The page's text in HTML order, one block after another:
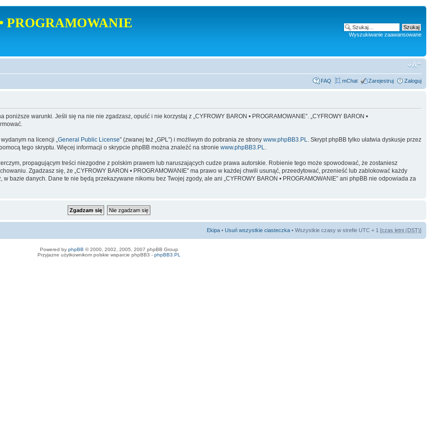
PROGRAMOWANIE
Wyszukiwanie zaawansowane
FAQ mChat Zarejestruj Zaloguj
poniższe warunki. Jeśli się na nie nie zgadzasz, opuść i nie korzystaj z „CYFROWY BARON • PROGRAMOWANIE”. „CYFROWY BARON •
wydanym na licencji „General Public License” (zwanej też „GPL”) i możliwym do pobrania ze strony www.phpBB3.PL. Skrypt phpBB tylko ułatwia dyskusje przez
tego skryptu. Więcej informacji o skrypcie phpBB można znaleźć na stronie www.phpBB3.PL.
propagującym treści niezgodne z polskim prawem lub naruszających cudze prawa autorskie. Robienie tego może spowodować, że zostaniesz
Zgadzasz się, że „CYFROWY BARON • PROGRAMOWANIE” ma prawo w każdej chwili usunąć, przeedytować, przenieść lub zablokować każdy
bazie danych. Dane te nie będą przekazywane nikomu bez Twojej zgody, ale ani „CYFROWY BARON • PROGRAMOWANIE” ani phpBB nie odpowiada za
Ekipa • Usuń wszystkie ciasteczka • Wszystkie czasy w strefie UTC + 1 [czas letni (DST)]
Powered by phpBB © 2000, 2002, 2005, 2007 phpBB Group
Przyjazne użytkownikom polskie wsparcie phpBB3 - phpBB3.PL